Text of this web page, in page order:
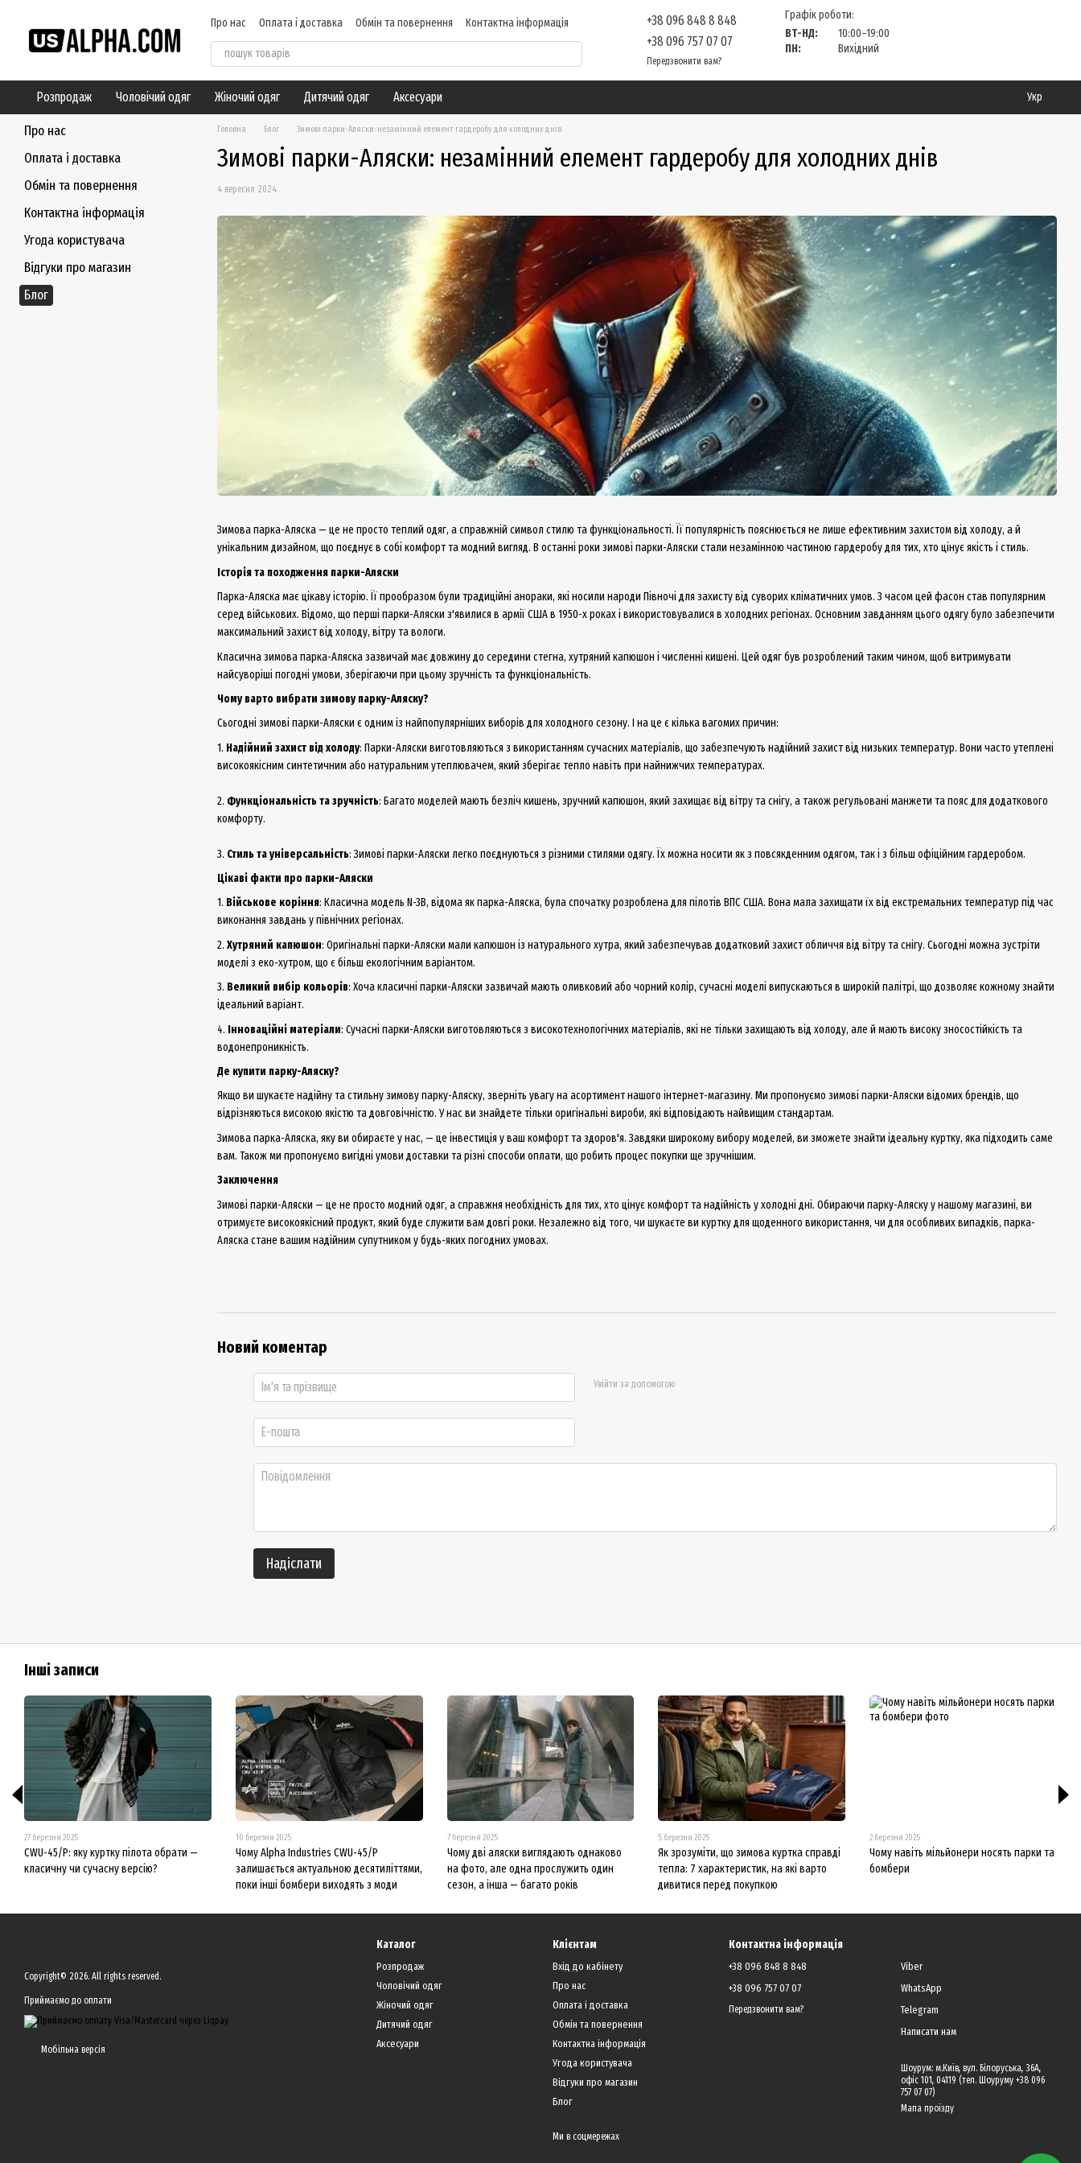
Про нас Оплата і доставка Обмін та повернення
Контактна інформація
Угода користувача
Відгуки про магазин Блог
+38 096 848 8 848
+38 096 757 07 07
Передзвонити вам?
Графік роботи:
ВТ-НД:
10:00–19:00
ПН:
Вихідний
Розпродаж Чоловічий одяг Жіночий одяг Дитячий одяг Аксесуари Укр
Головна Блог Зимові парки-Аляски: незамінний елемент гардеробу для холодних днів
Зимові парки-Аляски: незамінний елемент гардеробу для холодних днів
4 вересня 2024
Зимова парка-Аляска — це не просто теплий одяг, а справжній символ стилю та функціональності. Її популярність пояснюється не лише ефективним захистом від холоду, а й
унікальним дизайном, що поєднує в собі комфорт та модний вигляд. В останні роки зимові парки-Аляски стали незамінною частиною гардеробу для тих, хто цінує якість і стиль.
Історія та походження парки-Аляски
Парка-Аляска має цікаву історію. Її прообразом були традиційні анораки, які носили народи Півночі для захисту від суворих кліматичних умов. З часом цей фасон став популярним
серед військових. Відомо, що перші парки-Аляски з'явилися в армії США в 1950-х роках і використовувалися в холодних регіонах. Основним завданням цього одягу було забезпечити
максимальний захист від холоду, вітру та вологи.
Класична зимова парка-Аляска зазвичай має довжину до середини стегна, хутряний капюшон і численні кишені. Цей одяг був розроблений таким чином, щоб витримувати
найсуворіші погодні умови, зберігаючи при цьому зручність та функціональність.
Чому варто вибрати зимову парку-Аляску?
Сьогодні зимові парки-Аляски є одним із найпопулярніших виборів для холодного сезону. І на це є кілька вагомих причин:
1. Надійний захист від холоду: Парки-Аляски виготовляються з використанням сучасних матеріалів, що забезпечують надійний захист від низьких температур. Вони часто утеплені
високоякісним синтетичним або натуральним утеплювачем, який зберігає тепло навіть при найнижчих температурах.
2. Функціональність та зручність: Багато моделей мають безліч кишень, зручний капюшон, який захищає від вітру та снігу, а також регульовані манжети та пояс для додаткового
комфорту.
3. Стиль та універсальність: Зимові парки-Аляски легко поєднуються з різними стилями одягу. Їх можна носити як з повсякденним одягом, так і з більш офіційним гардеробом.
Цікаві факти про парки-Аляски
1. Військове коріння: Класична модель N-3B, відома як парка-Аляска, була спочатку розроблена для пілотів ВПС США. Вона мала захищати їх від екстремальних температур під час
виконання завдань у північних регіонах.
2. Хутряний капюшон: Оригінальні парки-Аляски мали капюшон із натурального хутра, який забезпечував додатковий захист обличчя від вітру та снігу. Сьогодні можна зустріти
моделі з еко-хутром, що є більш екологічним варіантом.
3. Великий вибір кольорів: Хоча класичні парки-Аляски зазвичай мають оливковий або чорний колір, сучасні моделі випускаються в широкій палітрі, що дозволяє кожному знайти
ідеальний варіант.
4. Інноваційні матеріали: Сучасні парки-Аляски виготовляються з високотехнологічних матеріалів, які не тільки захищають від холоду, але й мають високу зносостійкість та
водонепроникність.
Де купити парку-Аляску?
Якщо ви шукаєте надійну та стильну зимову парку-Аляску, зверніть увагу на асортимент нашого інтернет-магазину. Ми пропонуємо зимові парки-Аляски відомих брендів, що
відрізняються високою якістю та довговічністю. У нас ви знайдете тільки оригінальні вироби, які відповідають найвищим стандартам.
Зимова парка-Аляска, яку ви обираєте у нас, — це інвестиція у ваш комфорт та здоров'я. Завдяки широкому вибору моделей, ви зможете знайти ідеальну куртку, яка підходить саме
вам. Також ми пропонуємо вигідні умови доставки та різні способи оплати, що робить процес покупки ще зручнішим.
Заключення
Зимові парки-Аляски — це не просто модний одяг, а справжня необхідність для тих, хто цінує комфорт та надійність у холодні дні. Обираючи парку-Аляску у нашому магазині, ви
отримуєте високоякісний продукт, який буде служити вам довгі роки. Незалежно від того, чи шукаєте ви куртку для щоденного використання, чи для особливих випадків, парка-
Аляска стане вашим надійним супутником у будь-яких погодних умовах.
Новий коментар
Увійти за допомогою
Надіслати
Про нас
Оплата і доставка
Обмін та повернення
Контактна інформація
Угода користувача
Відгуки про магазин
Блог
Інші записи
27 березня 2025
CWU-45/P: яку куртку пілота обрати —
класичну чи сучасну версію?
10 березня 2025
Чому Alpha Industries CWU-45/P
залишається актуальною десятиліттями,
поки інші бомбери виходять з моди
7 березня 2025
Чому дві аляски виглядають однаково
на фото, але одна прослужить один
сезон, а інша — багато років
5 березня 2025
Як зрозуміти, що зимова куртка справді
тепла: 7 характеристик, на які варто
дивитися перед покупкою
2 березня 2025
Чому навіть мільйонери носять парки та
бомбери
Copyright© 2026. All rights reserved.
Приймаємо до оплати
Мобільна версія
Каталог
Розпродаж
Чоловічий одяг
Жіночий одяг
Дитячий одяг
Аксесуари
Клієнтам
Вхід до кабінету
Про нас
Оплата і доставка
Обмін та повернення
Контактна інформація
Угода користувача
Відгуки про магазин
Блог
Ми в соцмережах
Контактна інформація
+38 096 848 8 848
+38 096 757 07 07
Передзвонити вам?
Viber
WhatsApp
Telegram
Написати нам
Шоурум: м.Київ, вул. Білоруська, 36А,
офіс 101, 04119 (тел. Шоуруму +38 096
757 07 07)
Мапа проїзду